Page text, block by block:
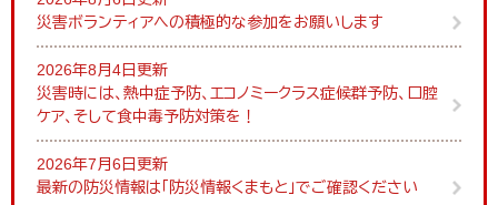
災害ボランティアへの積極的な参加をお願いします
2026年8月4日更新
災害時には、熱中症予防、エコノミークラス症候群予防、口腔
ケア、そして食中毒予防対策を！
2026年7月6日更新
最新の防災情報は「防災情報くまもと」でご確認ください